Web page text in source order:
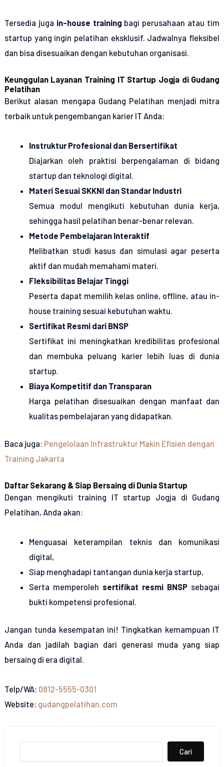
Tersedia juga in-house training bagi perusahaan atau tim
startup yang ingin pelatihan eksklusif. Jadwalnya fleksibel
dan bisa disesuaikan dengan kebutuhan organisasi.
Keunggulan Layanan Training IT Startup Jogja di Gudang
Pelatihan
Berikut alasan mengapa Gudang Pelatihan menjadi mitra
terbaik untuk pengembangan karier IT Anda:
Instruktur Profesional dan Bersertifikat
Diajarkan oleh praktisi berpengalaman di bidang
startup dan teknologi digital.
Materi Sesuai SKKNI dan Standar Industri
Semua modul mengikuti kebutuhan dunia kerja,
sehingga hasil pelatihan benar-benar relevan.
Metode Pembelajaran Interaktif
Melibatkan studi kasus dan simulasi agar peserta
aktif dan mudah memahami materi.
Fleksibilitas Belajar Tinggi
Peserta dapat memilih kelas online, offline, atau in-
house training sesuai kebutuhan waktu.
Sertifikat Resmi dari BNSP
Sertifikat ini meningkatkan kredibilitas profesional
dan membuka peluang karier lebih luas di dunia
startup.
Biaya Kompetitif dan Transparan
Harga pelatihan disesuaikan dengan manfaat dan
kualitas pembelajaran yang didapatkan.
Baca juga: Pengelolaan Infrastruktur Makin Efisien dengan
Training Jakarta
Daftar Sekarang & Siap Bersaing di Dunia Startup
Dengan mengikuti training IT startup Jogja di Gudang
Pelatihan, Anda akan:
Menguasai keterampilan teknis dan komunikasi
digital,
Siap menghadapi tantangan dunia kerja startup,
Serta memperoleh sertifikat resmi BNSP sebagai
bukti kompetensi profesional.
Jangan tunda kesempatan ini! Tingkatkan kemampuan IT
Anda dan jadilah bagian dari generasi muda yang siap
bersaing di era digital.
Telp/WA: 0812-5555-0301
Website: gudangpelatihan.com
Search
Cari